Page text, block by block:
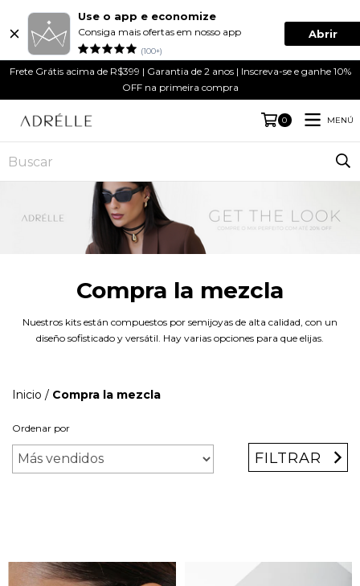
Use o app e economize
Consiga mais ofertas em nosso app
(100+)
Abrir
Frete Grátis acima de R$399 | Garantia de 2 anos | Inscreva-se e ganhe 10%
OFF na primeira compra
0 MENÚ
Compra la mezcla
Nuestros kits están compuestos por semijoyas de alta calidad, con un
diseño sofisticado y versátil. Hay varias opciones para que elijas.
Inicio / Compra la mezcla
Ordenar por
FILTRAR